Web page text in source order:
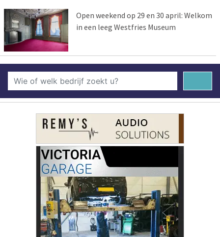
Open weekend op 29 en 30 april: Welkom
in een leeg Westfries Museum